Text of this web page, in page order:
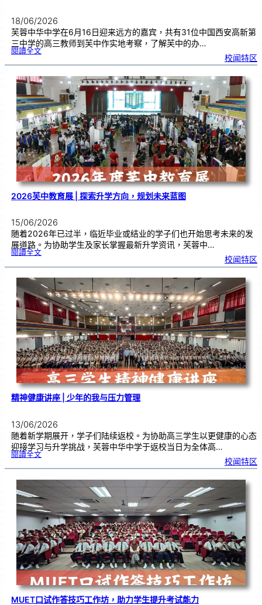
18/06/2026
芙蓉中华中学在6月16日迎来远方的嘉宾，共有31位中国西安高新第
三中学的高三教师到芙中作实地考察，了解芙中的办…
閱讀全文:中
安
学
到
访
芙
中
｜
3
1
高
三
教
师
与
我
校
各
科
主
任
交
流
校闻特区
2026芙中教育展 | 探索升学方向，规划未来蓝图
15/06/2026
随着2026年已过半，临近毕业或结业的学子们也开始思考未来的发
展道路。为协助学生及家长掌握最新升学资讯，芙蓉中…
閱讀全文:2
6
中
教
育
展
探
索
升
学
方
向
，
规
划
未
来
蓝
图
校闻特区
精神健康讲座 | 少年的我与压力管理
13/06/2026
随着新学期展开，学子们陆续返校。为协助高三学生以更健康的心态
迎接学习与升学挑战，芙蓉中华中学于返校当日为全体高…
閱讀全文:精
康
座
| 少
我
与
压
力
管
理
校闻特区
MUET口试作答技巧工作坊，助力学生提升考试能力